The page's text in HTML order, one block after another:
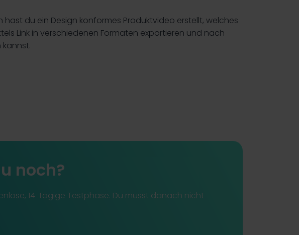
hast du ein Design konformes Produktvideo erstellt, welches
Link in verschiedenen Formaten exportieren und nach
noch?
14-tägige Testphase. Du musst danach nicht